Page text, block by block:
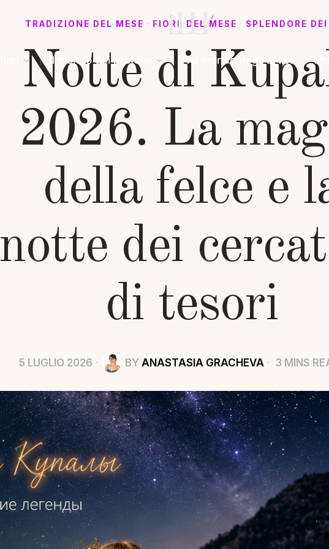
Il mondo dei profumi Nel mondo degli artisti
TRADIZIONE DEL MESE · FIORE DEL MESE · SPLENDORE
Notte di
2026. La
della felce e
notte dei
di tesori
5 LUGLIO 2026 BY ANASTASIA GRACHEVA 3 MINS